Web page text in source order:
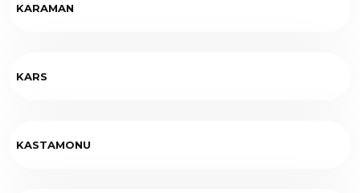
KARAMAN
KARS
KASTAMONU